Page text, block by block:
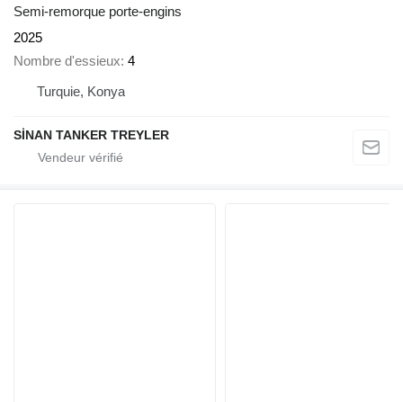
Semi-remorque porte-engins
2025
Nombre d'essieux 4
Turquie, Konya
SİNAN TANKER TREYLER